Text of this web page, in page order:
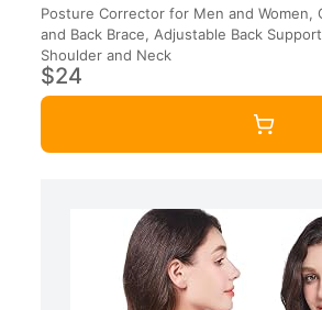
Posture Corrector for Men and Women,
and Back Brace, Adjustable Back
Shoulder and Neck
$24